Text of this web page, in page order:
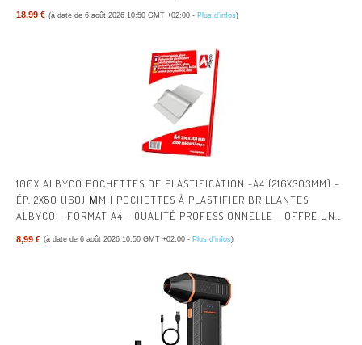
18,99 € (à date de 6 août 2026 10:50 GMT +02:00 - Plus d’infos)
100X ALBYCO POCHETTES DE PLASTIFICATION -A4 (216X303MM) -
ÉP. 2X80 (160) ΜM | POCHETTES À PLASTIFIER BRILLANTES
ALBYCO - FORMAT A4 - QUALITÉ PROFESSIONNELLE - OFFRE UNE
PROTECTION DURABLE.
8,99 € (à date de 6 août 2026 10:50 GMT +02:00 - Plus d’infos)